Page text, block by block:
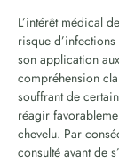
L’intérêt médical
risque
son application
compréhension
souffrant de
réagir
chevelu. Par
consulté avant de